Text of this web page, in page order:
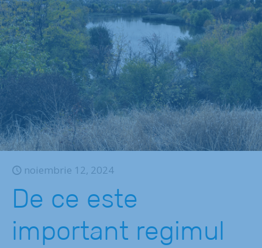
noiembrie 12, 2024
De ce este
important regimul